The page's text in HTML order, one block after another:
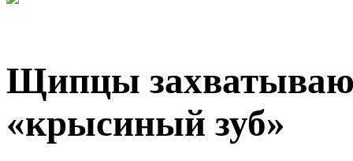
Щипцы
«крысиный зуб»